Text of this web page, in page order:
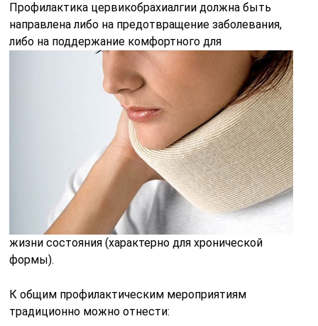
Профилактика цервикобрахиалгии должна быть
направлена либо на предотвращение заболевания,
либо на поддержание комфортного для
жизни состояния (характерно для хронической
формы).
К общим профилактическим мероприятиям
традиционно можно отнести: